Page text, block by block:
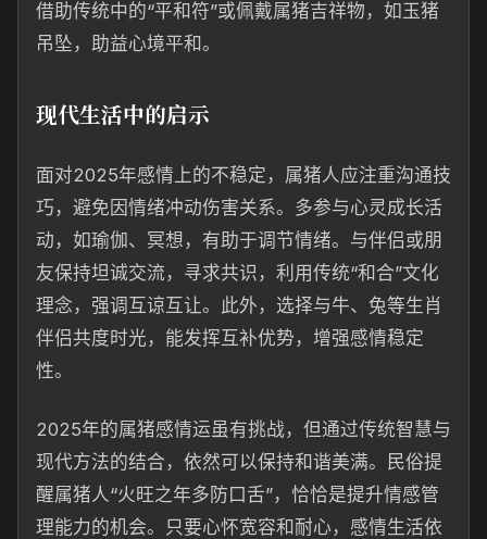
借助传统中的“平和符”或佩戴属猪吉祥物，如玉猪
吊坠，助益心境平和。
现代生活中的启示
面对2025年感情上的不稳定，属猪人应注重沟通技
巧，避免因情绪冲动伤害关系。多参与心灵成长活
动，如瑜伽、冥想，有助于调节情绪。与伴侣或朋
友保持坦诚交流，寻求共识，利用传统“和合”文化
理念，强调互谅互让。此外，选择与牛、兔等生肖
伴侣共度时光，能发挥互补优势，增强感情稳定
性。
2025年的属猪感情运虽有挑战，但通过传统智慧与
现代方法的结合，依然可以保持和谐美满。民俗提
醒属猪人“火旺之年多防口舌”，恰恰是提升情感管
理能力的机会。只要心怀宽容和耐心，感情生活依